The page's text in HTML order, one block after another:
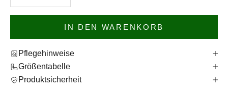
IN DEN WARENKORB
Pflegehinweise
Größentabelle
Produktsicherheit